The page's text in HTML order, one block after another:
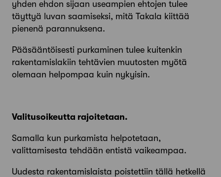
yhden ehdon sijaan useampien ehtojen tulee
täyttyä luvan saamiseksi, mitä Takala kiittää
pienenä parannuksena.
Pääsääntöisesti purkaminen tulee kuitenkin
rakentamislakiin tehtävien muutosten myötä
olemaan helpompaa kuin nykyisin.
Valitusoikeutta rajoitetaan.
Samalla kun purkamista helpotetaan,
valittamisesta tehdään entistä vaikeampaa.
Uudesta rakentamislaista poistettiin tällä hetkellä